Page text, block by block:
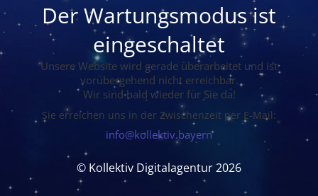
Der Wartungsmodus ist
eingeschaltet
Unsere Website wird gerade überarbeitet und ist
vorübergehend nicht erreichbar.
Wir sind bald wieder für Sie da!
Sie erreichen uns in der Zwischenzeit per E-Mail:
info@kollektiv.bayern
© Kollektiv Digitalagentur 2026